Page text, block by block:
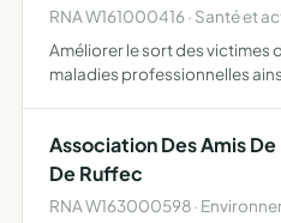
RNA W161000416 · Santé et
Améliorer le sort des victimes
maladies professionnelles
Association Des Amis
De Ruffec
RNA W163000598 ·